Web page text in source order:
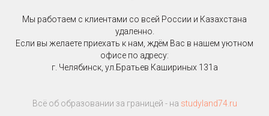
Мы работаем с клиентами со всей России и Казахстана
удаленно.
Если вы желаете приехать к нам, ждём Вас в нашем уютном
офисе по адресу:
г. Челябинск, ул.Братьев Кашириных 131a
Всё об образовании за границей - на studyland74.ru